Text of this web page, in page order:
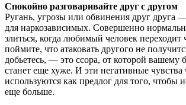
Спокойно разговаривайте друг с другом
Ругань, угрозы или обвинения друг друга
для наркозависимых. Совершенно
злиться, когда любимый человек переходит
поймите, что атаковать другого не
добьетесь, — это ссора, от которой вашему
станет еще хуже. И эти негативные чувства
используются как предлог для того, чтобы
еще больше.